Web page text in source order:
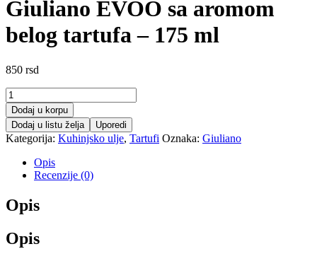
Giuliano EVOO sa aromom
belog tartufa – 175 ml
850 rsd
Giuliano
EVOO
sa
aromom
belog
količina
Dodaj u korpu
Dodaj u listu želja
Uporedi
Kategorija: Kuhinjsko ulje, Tartufi Oznaka: Giuliano
Opis
Recenzije (0)
Opis
Opis